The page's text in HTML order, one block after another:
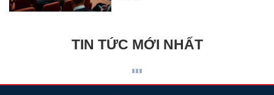
TIN TỨC MỚI NHẤT